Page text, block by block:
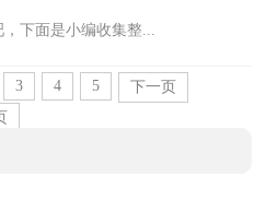
下面是小编收集整...
3 4 5
下一页